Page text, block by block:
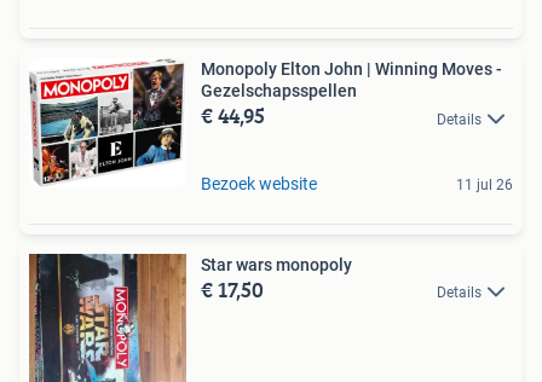
Monopoly Elton John | Winning Moves -
Gezelschapsspellen
€ 44,95 Details
Bezoek website 11 jul 26
Star wars monopoly
€ 17,50 Details